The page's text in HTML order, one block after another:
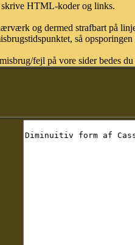
HTML-koder og links.
og dermed strafbart på
så opsporingen
fejl på vore sider bedes